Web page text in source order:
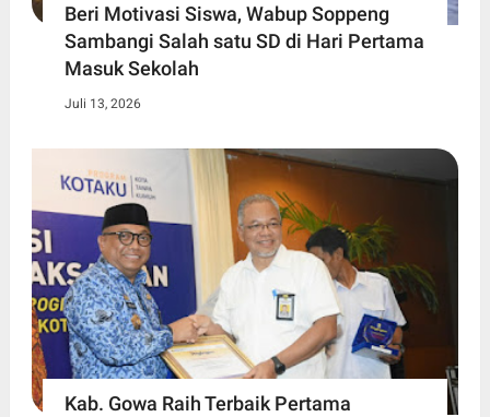
Beri Motivasi Siswa, Wabup Soppeng
Sambangi Salah satu SD di Hari Pertama
Masuk Sekolah
Juli 13, 2026
Kab. Gowa Raih Terbaik Pertama